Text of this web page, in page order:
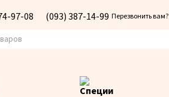
97-08 (093) 387-14-99 Перезвонить вам?